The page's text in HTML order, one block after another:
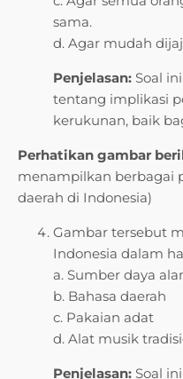
sama.
d. Agar mudah
Penjelasan: Soal
tentang implikasi
kerukunan, baik
Perhatikan gambar
menampilkan berbagai
daerah di Indonesia)
Gambar tersebut
Indonesia dalam
a. Sumber daya
b. Bahasa daerah
c. Pakaian adat
d. Alat musik
Penjelasan: Soal